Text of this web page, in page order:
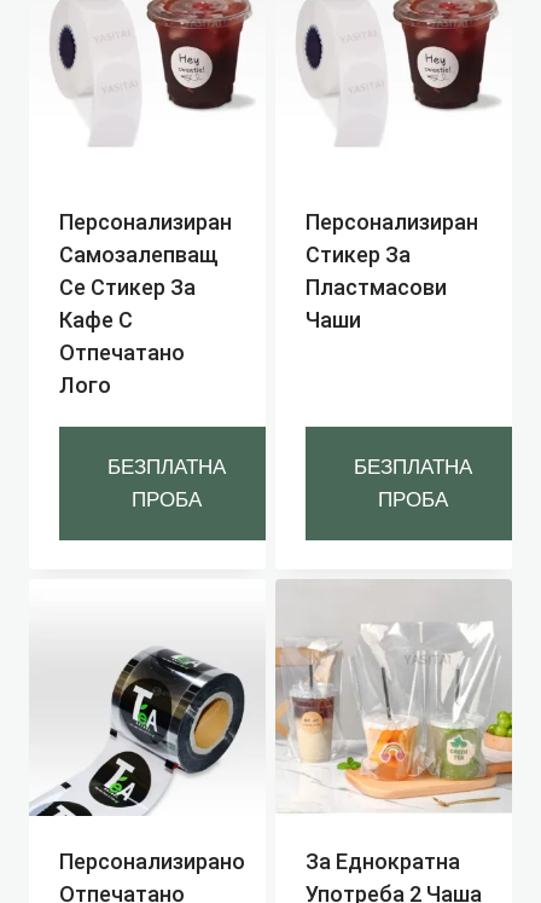
Персонализиран
Самозалепващ
Се Стикер За
Кафе С
Отпечатано
Лого
БЕЗПЛАТНА
ПРОБА
Персонализиран
Стикер За
Пластмасови
Чаши
БЕЗПЛАТНА
ПРОБА
Персонализирано
Отпечатано
За Еднократна
Употреба 2 Чаша